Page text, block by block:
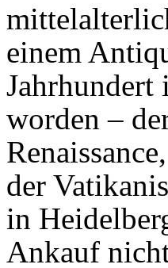
einem
worden –
der
in
Ankauf